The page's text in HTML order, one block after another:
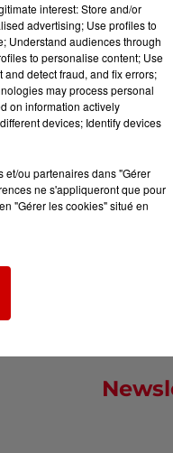
interest: Store and/or
advertising; Use profiles to
Understand audiences through
to personalise content; Use
detect fraud, and fix errors;
may process personal
on information actively
devices; Identify devices
et/ou partenaires dans "Gérer
ne s'appliqueront que pour
"Gérer les cookies" situé en